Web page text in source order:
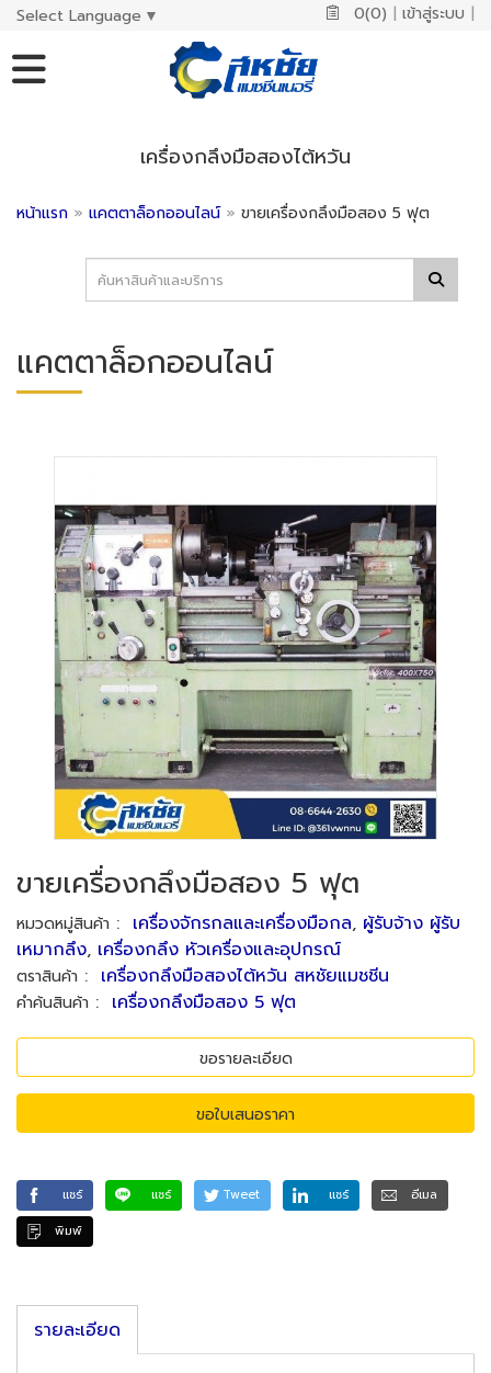
Select Language ▼ 0(0) | เข้าสู่ระบบ |
เครื่องกลึงมือสองไต้หวัน
หน้าแรก » แคตตาล็อกออนไลน์ » ขายเครื่องกลึงมือสอง 5 ฟุต
แคตตาล็อกออนไลน์
ขายเครื่องกลึงมือสอง 5 ฟุต
หมวดหมู่สินค้า : เครื่องจักรกลและเครื่องมือกล, ผู้รับจ้าง ผู้รับ
เหมากลึง, เครื่องกลึง หัวเครื่องและอุปกรณ์
ตราสินค้า : เครื่องกลึงมือสองไต้หวัน สหชัยแมชชีน
คำค้นสินค้า : เครื่องกลึงมือสอง 5 ฟุต
ขอรายละเอียด
ขอใบเสนอราคา
แชร์ แชร์ Tweet แชร์
อีเมล
พิมพ์
รายละเอียด